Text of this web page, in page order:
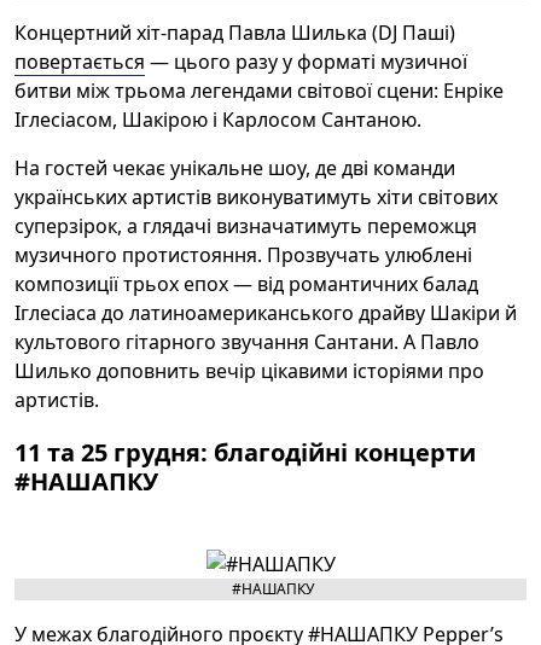
Концертний хіт-парад Павла Шилька (DJ Паші)
повертається — цього разу у форматі музичної
битви між трьома легендами світової сцени: Енріке
Іглесіасом, Шакірою і Карлосом Сантаною.
На гостей чекає унікальне шоу, де дві команди
українських артистів виконуватимуть хіти світових
суперзірок, а глядачі визначатимуть переможця
музичного протистояння. Прозвучать улюблені
композиції трьох епох — від романтичних балад
Іглесіаса до латиноамериканського драйву Шакіри й
культового гітарного звучання Сантани. А Павло
Шилько доповнить вечір цікавими історіями про
артистів.
11 та 25 грудня: благодійні концерти
#НАШАПКУ
#НАШАПКУ
У межах благодійного проєкту #НАШАПКУ Pepper’s